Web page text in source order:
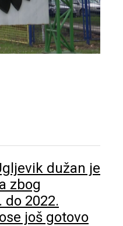
dužan je
zbog
2022.
još gotovo